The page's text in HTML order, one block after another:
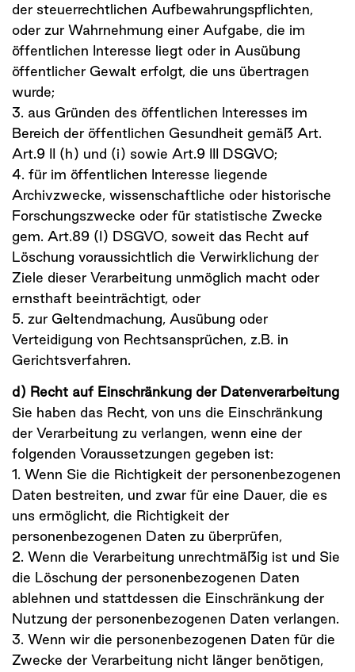
der steuerrechtlichen Aufbewahrungspflichten,
oder zur Wahrnehmung einer Aufgabe, die im
öffentlichen Interesse liegt oder in Ausübung
öffentlicher Gewalt erfolgt, die uns übertragen
wurde;
3. aus Gründen des öffentlichen Interesses im
Bereich der öffentlichen Gesundheit gemäß Art.
Art.9 II (h) und (i) sowie Art.9 III DSGVO;
4. für im öffentlichen Interesse liegende
Archivzwecke, wissenschaftliche oder historische
Forschungszwecke oder für statistische Zwecke
gem. Art.89 (I) DSGVO, soweit das Recht auf
Löschung voraussichtlich die Verwirklichung der
Ziele dieser Verarbeitung unmöglich macht oder
ernsthaft beeinträchtigt, oder
5. zur Geltendmachung, Ausübung oder
Verteidigung von Rechtsansprüchen, z.B. in
Gerichtsverfahren.
d) Recht auf Einschränkung der Datenverarbeitung
Sie haben das Recht, von uns die Einschränkung
der Verarbeitung zu verlangen, wenn eine der
folgenden Voraussetzungen gegeben ist:
1. Wenn Sie die Richtigkeit der personenbezogenen
Daten bestreiten, und zwar für eine Dauer, die es
uns ermöglicht, die Richtigkeit der
personenbezogenen Daten zu überprüfen,
2. Wenn die Verarbeitung unrechtmäßig ist und Sie
die Löschung der personenbezogenen Daten
ablehnen und stattdessen die Einschränkung der
Nutzung der personenbezogenen Daten verlangen.
3. Wenn wir die personenbezogenen Daten für die
Zwecke der Verarbeitung nicht länger benötigen,